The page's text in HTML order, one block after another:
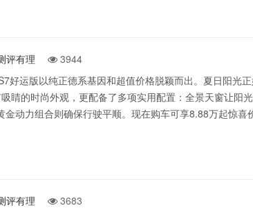
评有理
3944
好运版以纯正德系基因和超值价格脱颖而出。夏日阳光
睛的时尚外观，更配备了多项实用配置：全景天窗让阳
动力组合则确保行驶平顺。现在购车可享8.88万起惊喜
评有理
3683